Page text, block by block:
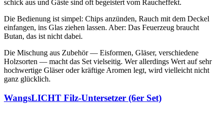
schick aus und Gäste sind oft begeistert vom Raucheffekt.
Die Bedienung ist simpel: Chips anzünden, Rauch mit dem Deckel
einfangen, ins Glas ziehen lassen. Aber: Das Feuerzeug braucht
Butan, das ist nicht dabei.
Die Mischung aus Zubehör — Eisformen, Gläser, verschiedene
Holzsorten — macht das Set vielseitig. Wer allerdings Wert auf sehr
hochwertige Gläser oder kräftige Aromen legt, wird vielleicht nicht
ganz glücklich.
WangsLICHT Filz-Untersetzer (6er Set)